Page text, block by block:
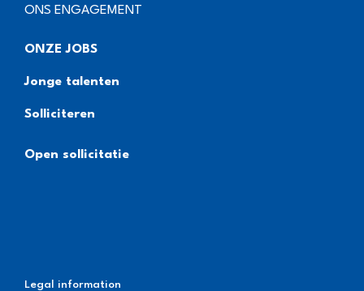
ONS ENGAGEMENT
ONZE JOBS
Jonge talenten
Solliciteren
Open sollicitatie
Legal information